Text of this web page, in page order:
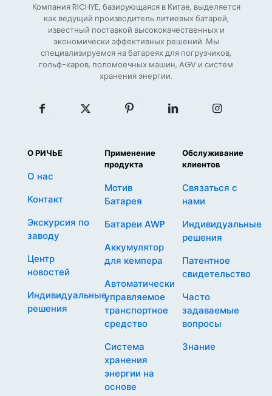
Компания RICHYE, базирующаяся в Китае, выделяется
как ведущий производитель литиевых батарей,
известный поставкой высококачественных и
экономически эффективных решений. Мы
специализируемся на батареях для погрузчиков,
гольф-каров, поломоечных машин, AGV и систем
хранения энергии.
О РИЧЬЕ
О нас
Контакт
Экскурсия по
заводу
Центр
новостей
Индивидуальные
решения
Применение
продукта
Мотив
Батарея
Батареи AWP
Аккумулятор
для кемпера
Автоматически
управляемое
транспортное
средство
Система
хранения
энергии на
основе
Обслуживание
клиентов
Связаться с
нами
Индивидуальные
решения
Патентное
свидетельство
Часто
задаваемые
вопросы
Знание